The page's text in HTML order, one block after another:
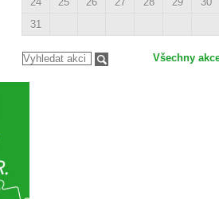
31
Všechny